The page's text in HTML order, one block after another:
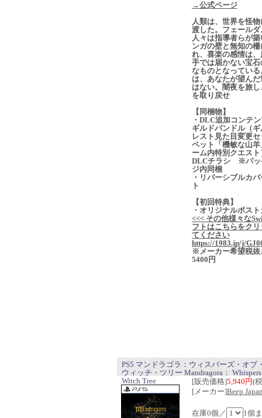
→公式ページ
人類は、世界を怪
渡した。フェールダ
人々は指導者らが
ンガの壁と無知の柵
れ、喜楽の感情は、
手では届かない宝石
なものとなっている
は、あなたが望ん
はない。闇夜を旅
を取り戻せ
【同梱物】
・DLC追加コンテ
ギルドバンドル（
レスト見た目変更
ペット「機敏な山羊
ーム内特別クエスト
DLCチラシ ※パッ
ジ内同梱
・リバーシブルカ
ト
【初回特典】
・オリジナルポス
<<< その他様々な
フトはこちらをク
てください
https://1983.jp/j/
※メーカー希望税抜
5400円
PS5 マンドラゴラ：ウィスパーズ・オブ
ウィッチ・ツリー Mandragora：
Witch Tree
[販売価格]5,940円(
[メーカー]Beep
在庫0個／ 1個